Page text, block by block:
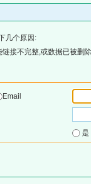
几个原因:
接不完整,或数据已被删
Email